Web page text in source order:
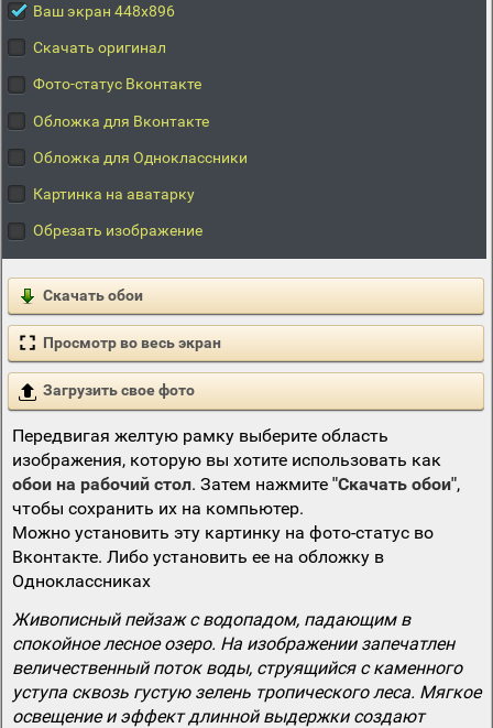
Ваш экран 448x896
Скачать оригинал
Фото-статус Вконтакте
Обложка для Вконтакте
Обложка для Одноклассники
Картинка на аватарку
Обрезать изображение
Скачать обои
Просмотр во весь экран
Загрузить свое фото
Передвигая желтую рамку выберите область
изображения, которую вы хотите использовать как
обои на рабочий стол. Затем нажмите "Скачать обои",
чтобы сохранить их на компьютер.
Можно установить эту картинку на фото-статус во
Вконтакте. Либо установить ее на обложку в
Одноклассниках
Живописный пейзаж с водопадом, падающим в
спокойное лесное озеро. На изображении запечатлен
величественный поток воды, струящийся с каменного
уступа сквозь густую зелень тропического леса. Мягкое
освещение и эффект длинной выдержки создают